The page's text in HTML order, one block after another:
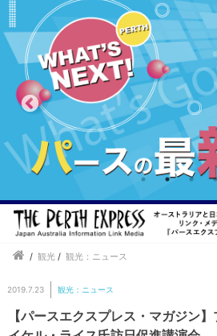
/ 観光 / 観光：ニュース
2019.7.23 観光：ニュース
【パースエクスプレス・マガジン